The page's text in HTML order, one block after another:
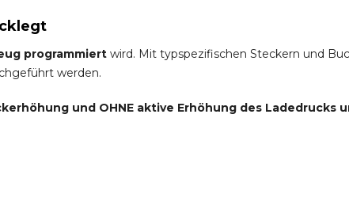
programmiert wird. Mit typspezifischen Steckern und
werden.
und OHNE aktive Erhöhung des Ladedrucks